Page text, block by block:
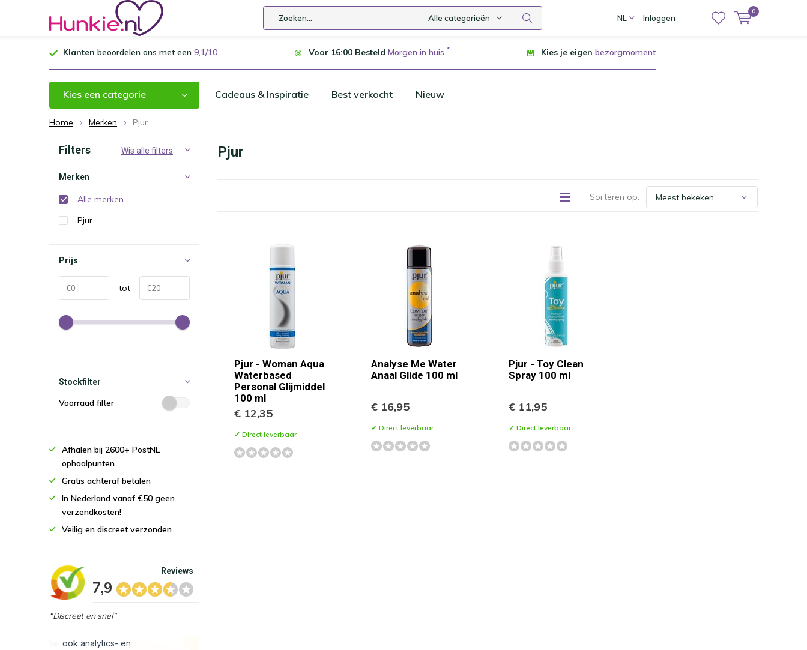
Alle categorieën NL Inloggen
0
Klanten beoordelen ons met een 9,1/10 Voor 16:00 Besteld Morgen in huis * Kies je eigen bezorgmoment
Kies een categorie Cadeaus & Inspiratie Best verkocht Nieuw
Home Merken Pjur
Pjur
Sorteren op:
Pjur - Woman Aqua
Waterbased
Personal Glijmiddel
100 ml
€ 12,35
✓ Direct leverbaar
Analyse Me Water
Anaal Glide 100 ml
€ 16,95
✓ Direct leverbaar
Pjur - Toy Clean
Spray 100 ml
€ 11,95
✓ Direct leverbaar
Filters Wis alle filters
Merken
Alle merken
Pjur
Prijs
tot
Stockfilter
Voorraad filter
Afhalen bij 2600+ PostNL
ophaalpunten
Gratis achteraf betalen
In Nederland vanaf €50 geen
verzendkosten!
Veilig en discreet verzonden
7,9
Reviews
“Discreet en snel”